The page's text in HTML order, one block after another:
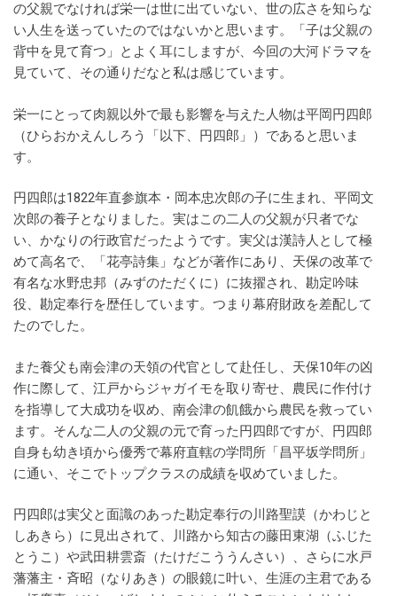
の父親でなければ栄一は世に出ていない、世の広さを知らな
い人生を送っていたのではないかと思います。「子は父親の
背中を見て育つ」とよく耳にしますが、今回の大河ドラマを
見ていて、その通りだなと私は感じています。
栄一にとって肉親以外で最も影響を与えた人物は平岡円四郎
（ひらおかえんしろう「以下、円四郎」）であると思いま
す。
円四郎は1822年直参旗本・岡本忠次郎の子に生まれ、平岡文
次郎の養子となりました。実はこの二人の父親が只者でな
い、かなりの行政官だったようです。実父は漢詩人として極
めて高名で、「花亭詩集」などが著作にあり、天保の改革で
有名な水野忠邦（みずのただくに）に抜擢され、勘定吟味
役、勘定奉行を歴任しています。つまり幕府財政を差配して
たのでした。
また養父も南会津の天領の代官として赴任し、天保10年の凶
作に際して、江戸からジャガイモを取り寄せ、農民に作付け
を指導して大成功を収め、南会津の飢餓から農民を救ってい
ます。そんな二人の父親の元で育った円四郎ですが、円四郎
自身も幼き頃から優秀で幕府直轄の学問所「昌平坂学問所」
に通い、そこでトップクラスの成績を収めていました。
円四郎は実父と面識のあった勘定奉行の川路聖謨（かわじと
しあきら）に見出されて、川路から知古の藤田東湖（ふじた
とうこ）や武田耕雲斎（たけだこううんさい）、さらに水戸
藩藩主・斉昭（なりあき）の眼鏡に叶い、生涯の主君である